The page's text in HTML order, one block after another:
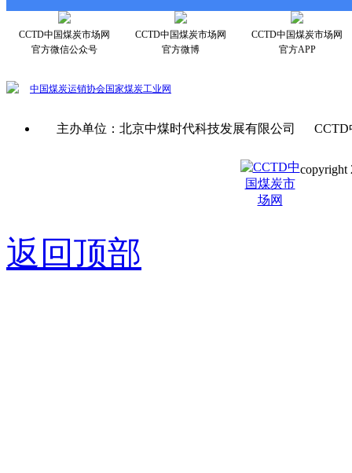
CCTD中国煤炭市场网
官方微信公众号
CCTD中国煤炭市场网
官方微博
CCTD中国煤炭市场网
官方APP
中国煤炭运销协会国家煤炭工业网
主办单位：北京中煤时代科技发展有限公司
copyright
返回顶部